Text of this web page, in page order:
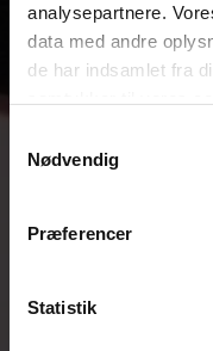
analysepartnere.
data med andre
de har indsamlet fra
Nødvendig
Præferencer
Statistik